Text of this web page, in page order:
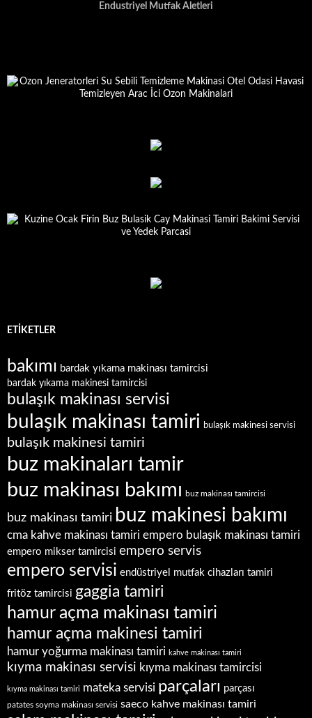
Endustriyel Mutfak Aletleri
ETIKETLER
bakımı bardak yıkama makinası tamircisi
bardak yıkama makinesi tamircisi
bulaşık makinası servisi
bulaşık makinası tamiri bulaşık makinesi servisi
bulaşık makinesi tamiri
buz makinaları tamir
buz makinası bakımı buz makinası tamircisi
buz makinası tamiri buz makinesi bakımı
cma kahve makinası tamiri empero bulaşık makinası tamiri
empero mikser tamircisi empero servis
empero servisi endüstriyel mutfak cihazları tamiri
fritöz tamircisi gaggia tamiri
hamur açma makinası tamiri
hamur açma makinesi tamiri
hamur yoğurma makinası tamiri kahve makinası tamiri
kıyma makinası servisi kıyma makinası tamircisi
kıyma makinası tamiri mateka servisi parçaları parçası
patates soyma makinası servisi saeco kahve makinası tamiri